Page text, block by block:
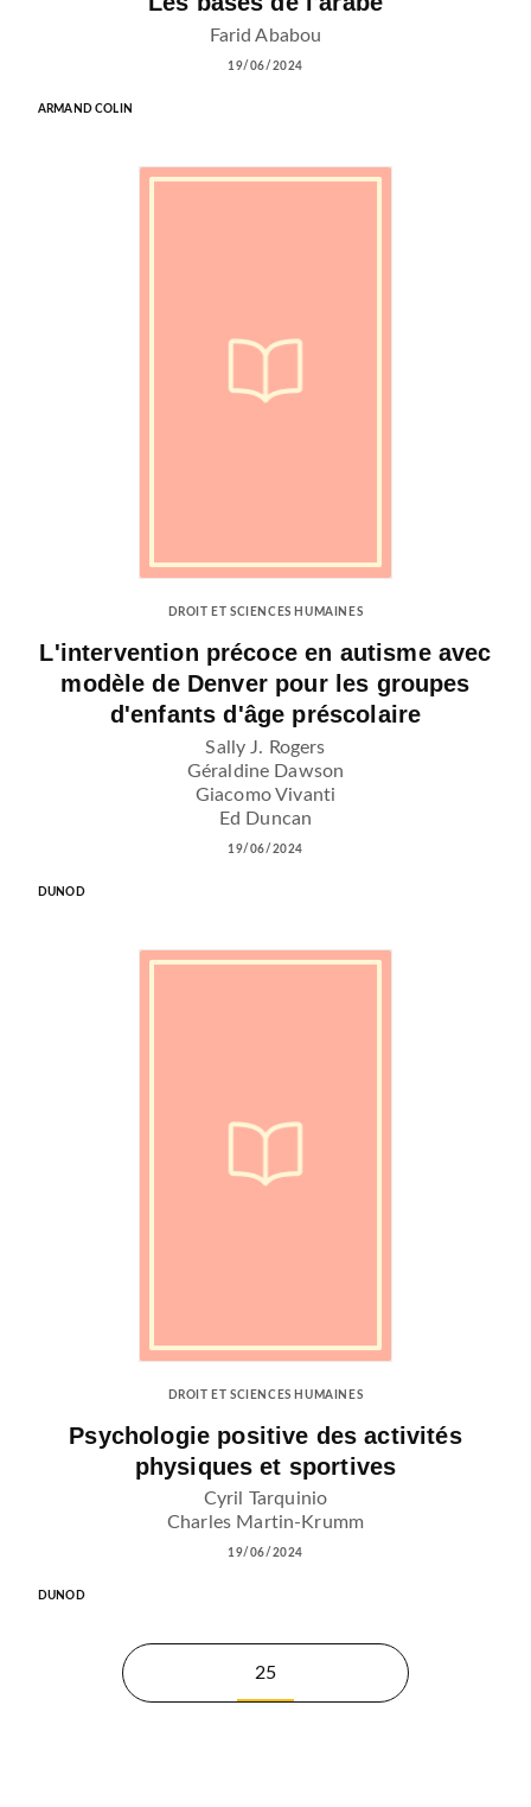
Farid Ababou
19/06/2024
ARMAND COLIN
DROIT ET SCIENCES HUMAINES
L'intervention précoce en autisme avec
modèle de Denver pour les groupes
d'enfants d'âge préscolaire
Sally J. Rogers
Géraldine Dawson
Giacomo Vivanti
Ed Duncan
19/06/2024
DUNOD
DROIT ET SCIENCES HUMAINES
Psychologie positive des activités
physiques et sportives
Cyril Tarquinio
Charles Martin-Krumm
19/06/2024
DUNOD
25